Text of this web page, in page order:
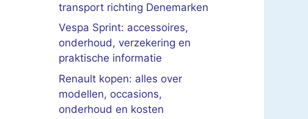
transport richting Denemarken
Vespa Sprint: accessoires,
onderhoud, verzekering en
praktische informatie
Renault kopen: alles over
modellen, occasions,
onderhoud en kosten